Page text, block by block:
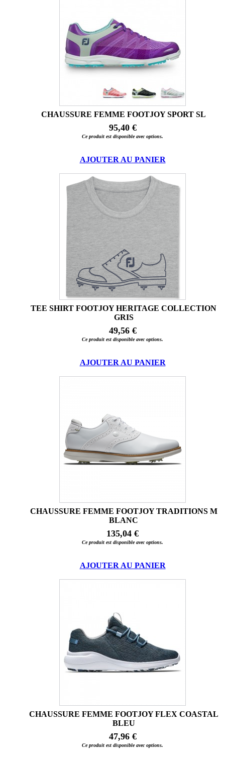
CHAUSSURE FEMME FOOTJOY SPORT SL
95,40 €
Ce produit est disponible avec options.
AJOUTER AU PANIER
TEE SHIRT FOOTJOY HERITAGE COLLECTION
GRIS
49,56 €
Ce produit est disponible avec options.
AJOUTER AU PANIER
CHAUSSURE FEMME FOOTJOY TRADITIONS M
BLANC
135,04 €
Ce produit est disponible avec options.
AJOUTER AU PANIER
CHAUSSURE FEMME FOOTJOY FLEX COASTAL
BLEU
47,96 €
Ce produit est disponible avec options.